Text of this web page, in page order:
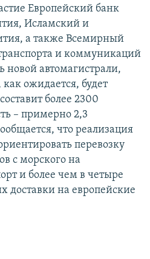
Европейский банк
Исламский и
а также Всемирный
и коммуникаций
новой автомагистрали,
как ожидается, будет
более 2300
– примерно 2,3
что реализация
перевозку
с морского на
и более чем в четыре
доставки на европейские